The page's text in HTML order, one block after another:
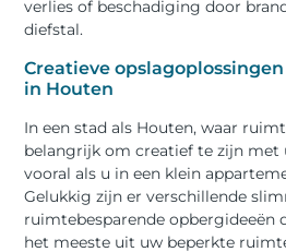
verlies of beschadiging door
diefstal.
Creatieve
in Houten
In een stad als Houten, waar
belangrijk om creatief te zijn met
vooral als u in een klein
Gelukkig zijn er verschillende
ruimtebesparende opbergideeën
het meeste uit uw beperkte